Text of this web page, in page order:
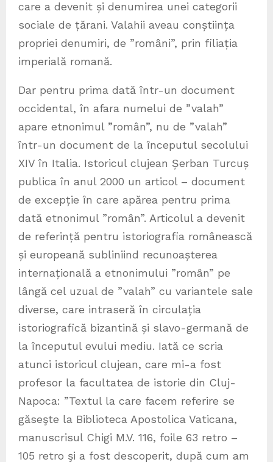
care a devenit și denumirea unei categorii
sociale de țărani. Valahii aveau conștiința
propriei denumiri, de ”români”, prin filiația
imperială romană.
Dar pentru prima dată într-un document
occidental, în afara numelui de ”valah”
apare etnonimul ”român”, nu de ”valah”
într-un document de la începutul secolului
XIV în Italia. Istoricul clujean Șerban Turcuș
publica în anul 2000 un articol – document
de excepție în care apărea pentru prima
dată etnonimul ”român”. Articolul a devenit
de referință pentru istoriografia românească
și europeană subliniind recunoașterea
internațională a etnonimului ”român” pe
lângă cel uzual de ”valah” cu variantele sale
diverse, care intraseră în circulația
istoriografică bizantină și slavo-germană de
la începutul evului mediu. Iată ce scria
atunci istoricul clujean, care mi-a fost
profesor la facultatea de istorie din Cluj-
Napoca: ”Textul la care facem referire se
găseşte la Biblioteca Apostolica Vaticana,
manuscrisul Chigi M.V. 116, foile 63 retro –
105 retro şi a fost descoperit, după cum am